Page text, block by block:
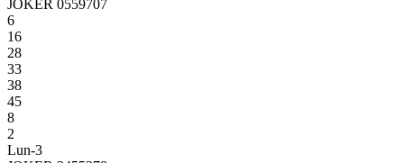
JOKER 0559707
6
16
28
33
38
45
8
2
Lun-3